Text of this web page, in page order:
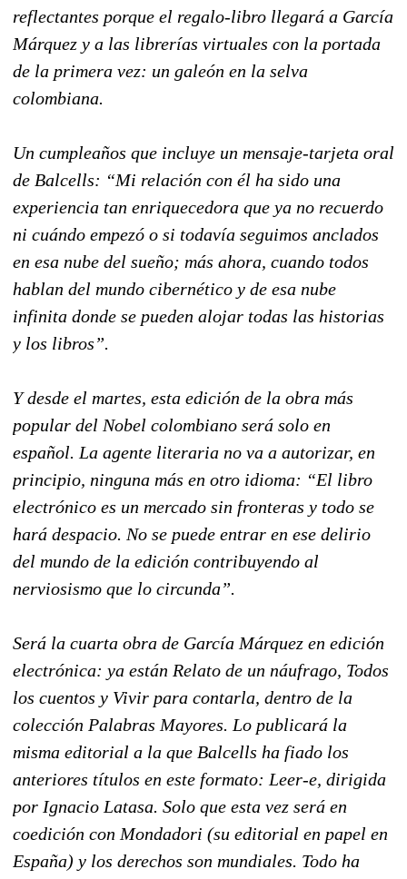
reflectantes porque el regalo-libro llegará a García
Márquez y a las librerías virtuales con la portada
de la primera vez: un galeón en la selva
colombiana.
Un cumpleaños que incluye un mensaje-tarjeta oral
de Balcells: “Mi relación con él ha sido una
experiencia tan enriquecedora que ya no recuerdo
ni cuándo empezó o si todavía seguimos anclados
en esa nube del sueño; más ahora, cuando todos
hablan del mundo cibernético y de esa nube
infinita donde se pueden alojar todas las historias
y los libros”.
Y desde el martes, esta edición de la obra más
popular del Nobel colombiano será solo en
español. La agente literaria no va a autorizar, en
principio, ninguna más en otro idioma: “El libro
electrónico es un mercado sin fronteras y todo se
hará despacio. No se puede entrar en ese delirio
del mundo de la edición contribuyendo al
nerviosismo que lo circunda”.
Será la cuarta obra de García Márquez en edición
electrónica: ya están Relato de un náufrago, Todos
los cuentos y Vivir para contarla, dentro de la
colección Palabras Mayores. Lo publicará la
misma editorial a la que Balcells ha fiado los
anteriores títulos en este formato: Leer-e, dirigida
por Ignacio Latasa. Solo que esta vez será en
coedición con Mondadori (su editorial en papel en
España) y los derechos son mundiales. Todo ha